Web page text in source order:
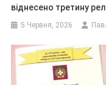
віднесено третину
5 Червня, 2026